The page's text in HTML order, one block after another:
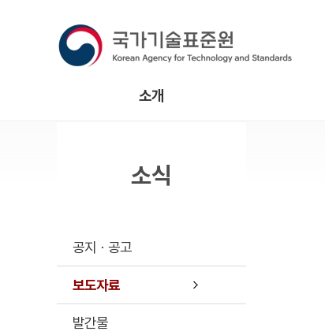
소개
소식
공지ㆍ공고
보도자료
발간물